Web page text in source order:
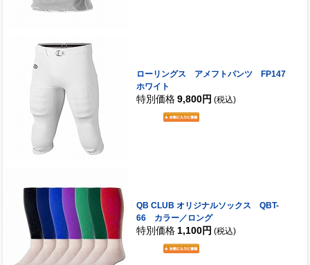
ローリングス アメフトパンツ FP147
ホワイト
特別価格 9,800円 (税込)
QB CLUB オリジナルソックス QBT-
66 カラー／ロング
特別価格 1,100円 (税込)